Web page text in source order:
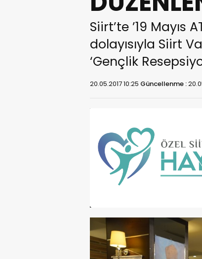
Siirt’te ’19 Mayıs
dolayısıyla Siirt
‘Gençlik
20.05.2017 10:25 Güncellenme :